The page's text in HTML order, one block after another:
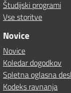
Študijski programi
Vse storitve
Novice
Novice
Koledar dogodkov
Spletna oglasna
Kodeks ravnanja